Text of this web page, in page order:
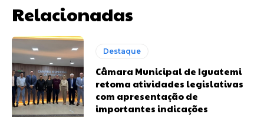
Relacionadas
Destaque
Câmara Municipal de Iguatemi
retoma atividades legislativas
com apresentação de
importantes indicações